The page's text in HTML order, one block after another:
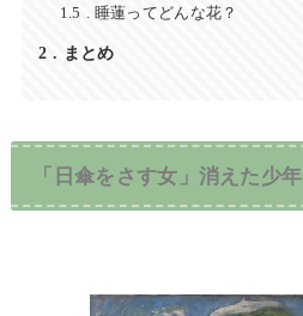
1.5
睡蓮ってどんな花？
2 まとめ
「日傘をさす女」消えた少年